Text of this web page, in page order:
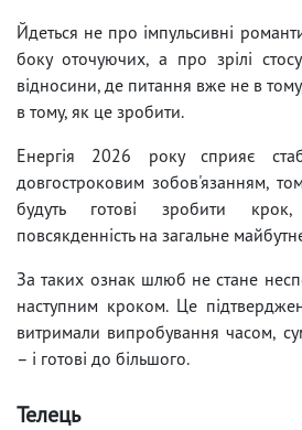
Йдеться не про імпульсивні
боку оточуючих, а про зрілі
відносини, де питання вже не в
в тому, як це зробити.
Енергія 2026 року сприяє
довгостроковим зобов'язанням,
будуть готові зробити
повсякденність на загальне
За таких ознак шлюб не стане
наступним кроком. Це
витримали випробування часом,
– і готові до більшого.
Телець